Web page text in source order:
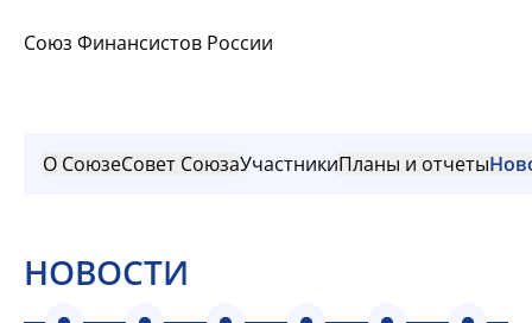
Союз Финансистов России
О СоюзеСовет СоюзаУчастникиПланы и отчеты
НОВОСТИ